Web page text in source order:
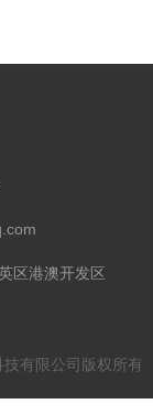
区港澳开发区
技有限公司版权所有